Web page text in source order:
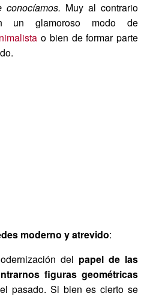
Muy al contrario
un glamoroso modo de
o bien de formar parte
moderno y atrevido:
del papel de las
figuras geométricas
pasado. Si bien es cierto se